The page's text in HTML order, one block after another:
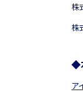
株
株
◆
ア